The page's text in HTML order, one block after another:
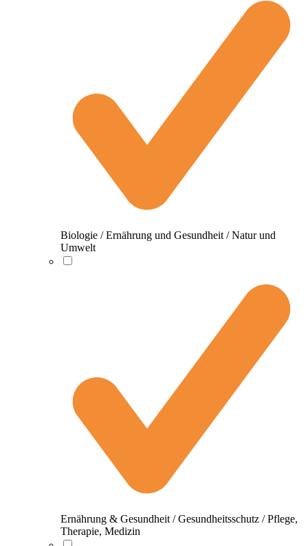
Biologie / Ernährung und Gesundheit / Natur und
Umwelt
Ernährung & Gesundheit / Gesundheitsschutz / Pflege,
Therapie, Medizin